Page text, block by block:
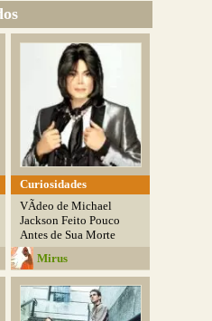
Curiosidades
VÃ­deo de Michael
Jackson Feito Pouco
Antes de Sua Morte
Mirus